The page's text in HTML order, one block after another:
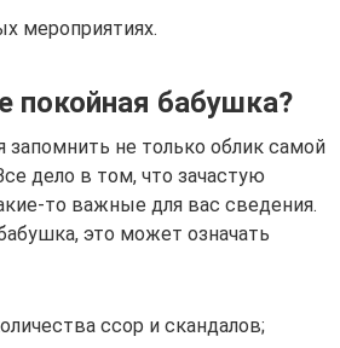
мероприятиях.
покойная бабушка?
не только облик самой
дело в том, что зачастую
то важные для вас сведения.
это может означать
ссор и скандалов;